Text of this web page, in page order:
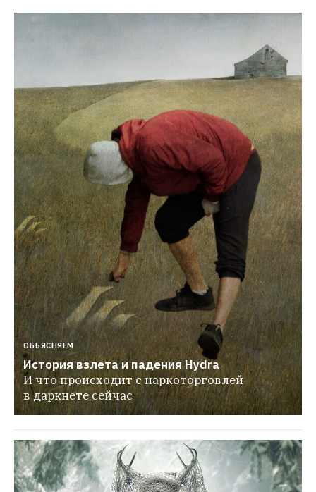
ОБЪЯСНЯЕМ
История взлета и падения Hydra
И что происходит с наркоторговлей
в даркнете сейчас